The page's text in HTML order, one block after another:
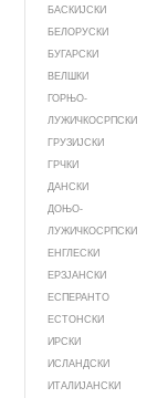
БАСКИЈСКИ
БЕЛОРУСКИ
БУГАРСКИ
ВЕЛШКИ
ГОРЊО­
ЛУЖИЧКОСРПСКИ
ГРУЗИЈСКИ
ГРЧКИ
ДАНСКИ
ДОЊО­
ЛУЖИЧКОСРПСКИ
ЕНГЛЕСКИ
ЕРЗЈАНСКИ
ЕСПЕРАНТО
ЕСТОНСКИ
ИРСКИ
ИСЛАНДСКИ
ИТАЛИЈАНСКИ